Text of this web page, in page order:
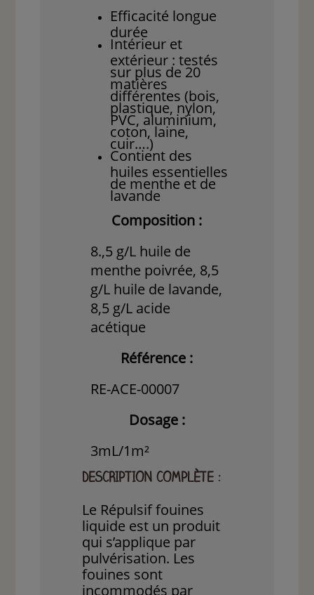
Efficacité longue
durée
Intérieur et
extérieur : testés
sur plus de 20
matières
différentes (bois,
plastique, nylon,
PVC, aluminium,
coton, laine,
cuir….)
Contient des
huiles essentielles
de menthe et de
lavande
Composition :
8.,5 g/L huile de
menthe poivrée, 8,5
g/L huile de lavande,
8,5 g/L acide
acétique
Référence :
RE-ACE-00007
Dosage :
3mL/1m²
DESCRIPTION COMPLÈTE :
Le Répulsif fouines
liquide est un produit
qui s’applique par
pulvérisation. Les
fouines sont
incommodés par